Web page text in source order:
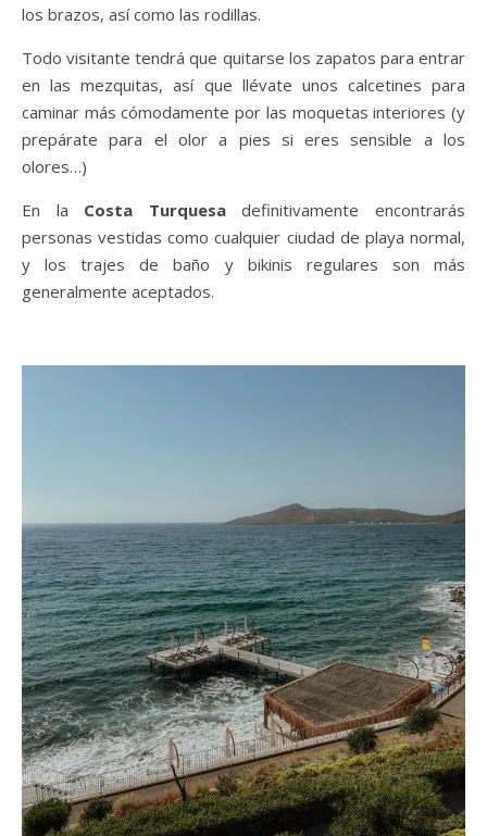
los brazos, así como las rodillas.
Todo visitante tendrá que quitarse los zapatos para entrar
en las mezquitas, así que llévate unos calcetines para
caminar más cómodamente por las moquetas interiores (y
prepárate para el olor a pies si eres sensible a los
olores…)
En la Costa Turquesadefinitivamente encontrarás
personas vestidas como cualquier ciudad de playa normal,
y los trajes de baño y bikinis regulares son más
generalmente aceptados.